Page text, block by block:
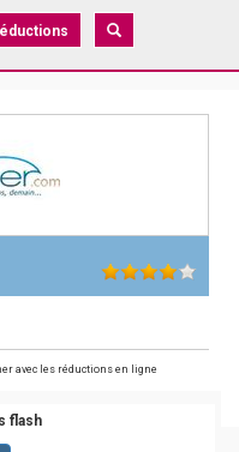
avec les réductions en ligne
flash